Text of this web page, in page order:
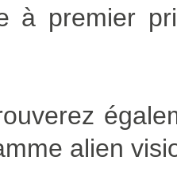
à premier
alien